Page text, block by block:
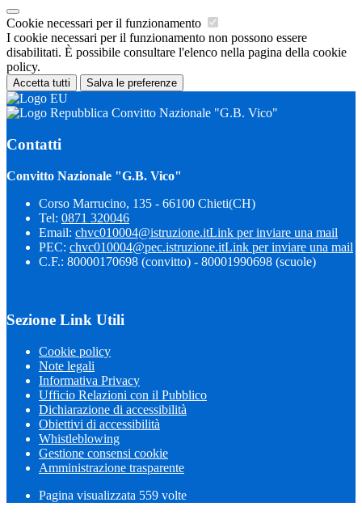
Cookie necessari per il funzionamento
I cookie necessari per il funzionamento non possono essere
disabilitati. È possibile consultare l'elenco nella pagina della cookie
policy.
Accetta tutti Salva le preferenze
Convitto Nazionale "G.B. Vico"
Contatti
Convitto Nazionale "G.B. Vico"
Corso Marrucino, 135 - 66100 Chieti(CH)
Tel: 0871 320046
Email: chvc010004@istruzione.itLink per inviare una mail
PEC: chvc010004@pec.istruzione.itLink per inviare una mail
C.F.: 80000170698 (convitto) - 80001990698 (scuole)
Sezione Link Utili
Cookie policy
Note legali
Informativa Privacy
Ufficio Relazioni con il Pubblico
Dichiarazione di accessibilità
Obiettivi di accessibilità
Whistleblowing
Gestione consensi cookie
Amministrazione trasparente
Pagina visualizzata 559 volte